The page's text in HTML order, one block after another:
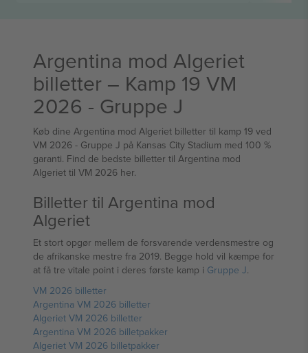
Argentina mod Algeriet
billetter – Kamp 19 VM
2026 - Gruppe J
Køb dine Argentina mod Algeriet billetter til kamp 19 ved
VM 2026 - Gruppe J på Kansas City Stadium med 100 %
garanti. Find de bedste billetter til Argentina mod
Algeriet til VM 2026 her.
Billetter til Argentina mod
Algeriet
Et stort opgør mellem de forsvarende verdensmestre og
de afrikanske mestre fra 2019. Begge hold vil kæmpe for
at få tre vitale point i deres første kamp i Gruppe J.
VM 2026 billetter
Argentina VM 2026 billetter
Algeriet VM 2026 billetter
Argentina VM 2026 billetpakker
Algeriet VM 2026 billetpakker